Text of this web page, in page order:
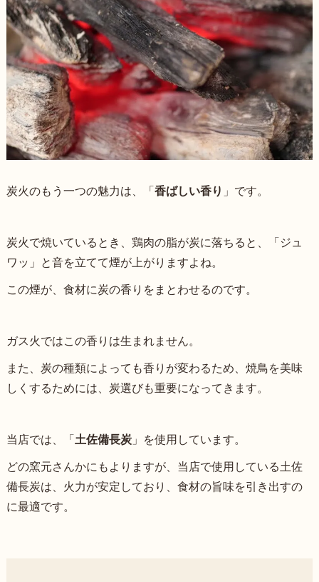
炭火のもう一つの魅力は、「香ばしい香り 」です。
炭火で焼いているとき、鶏肉の脂が炭に落ちると、「ジュ
ワッ」と音を立てて煙が上がりますよね。
この煙が、食材に炭の香りをまとわせるのです。
ガス火ではこの香りは生まれません。
また、炭の種類によっても香りが変わるため、焼鳥を美味
しくするためには、炭選びも重要になってきます。
当店では、「土佐備長炭」を使用しています。
どの窯元さんかにもよりますが、当店で使用している土佐
備長炭は、火力が安定しており、食材の旨味を引き出すの
に最適です。